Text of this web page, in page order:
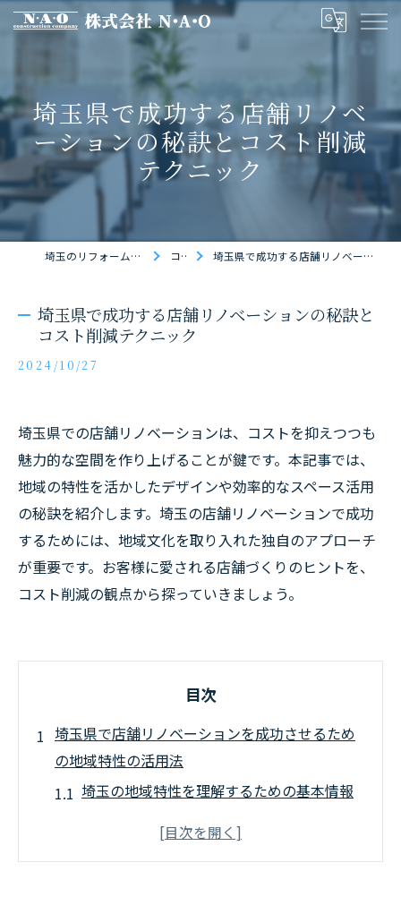
埼玉県で成功する店舗リノベ
ーションの秘訣とコスト削減
テクニック
埼玉のリフォームなら株式会社N・A・O コラム 埼玉県で成功する店舗リノベーションの秘訣とコスト削減テクニック
埼玉県で成功する店舗リノベーションの秘訣と
コスト削減テクニック
2024/10/27
埼玉県での店舗リノベーションは、コストを抑えつつも
魅力的な空間を作り上げることが鍵です。本記事では、
地域の特性を活かしたデザインや効率的なスペース活用
の秘訣を紹介します。埼玉の店舗リノベーションで成功
するためには、地域文化を取り入れた独自のアプローチ
が重要です。お客様に愛される店舗づくりのヒントを、
コスト削減の観点から探っていきましょう。
目次
埼玉県で店舗リノベーションを成功させるため
の地域特性の活用法
埼玉の地域特性を理解するための基本情報
地元の歴史を活かしたデザインコンセプト